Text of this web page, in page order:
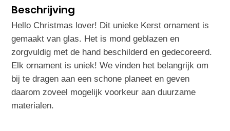
Beschrijving
Hello Christmas lover! Dit unieke Kerst ornament is
gemaakt van glas. Het is mond geblazen en
zorgvuldig met de hand beschilderd en gedecoreerd.
Elk ornament is uniek! We vinden het belangrijk om
bij te dragen aan een schone planeet en geven
daarom zoveel mogelijk voorkeur aan duurzame
materialen.